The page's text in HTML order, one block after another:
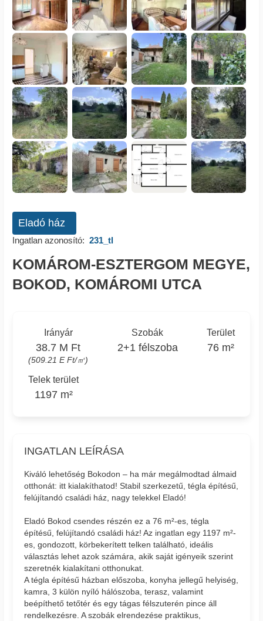
Eladó ház
Ingatlan azonosító: 231_tl
KOMÁROM-ESZTERGOM MEGYE,
BOKOD, KOMÁROMI UTCA
Irányár
38.7 M Ft
(509.21 E Ft/㎡)
Szobák
2+1 félszoba
Terület
76 m²
Telek terület
1197 m²
INGATLAN LEÍRÁSA
Kiváló lehetőség Bokodon – ha már megálmodtad álmaid
otthonát: itt kialakíthatod! Stabil szerkezetű, tégla építésű,
felújítandó családi ház, nagy telekkel Eladó!
Eladó Bokod csendes részén ez a 76 m²-es, tégla
építésű, felújítandó családi ház! Az ingatlan egy 1197 m²-
es, gondozott, körbekerített telken található, ideális
választás lehet azok számára, akik saját igényeik szerint
szeretnék kialakítani otthonukat.
A tégla építésű házban előszoba, konyha jellegű helyiség,
kamra, 3 külön nyíló hálószoba, terasz, valamint
beépíthető tetőtér és egy tágas félszuterén pince áll
rendelkezésre. A szobák elrendezése praktikus,